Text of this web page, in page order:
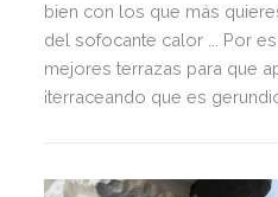
bien con los que más
del sofocante calor ... Por
mejores terrazas para que
¡terraceando que es